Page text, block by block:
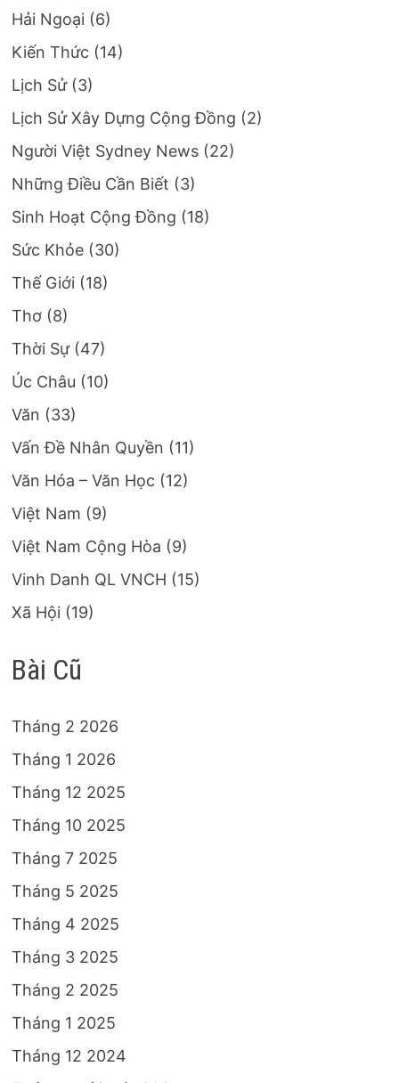
Hải Ngoại (6)
Kiến Thức (14)
Lịch Sử(3)
Lịch Sử Xây Dựng Cộng Đồng (2)
Người Việt Sydney News (22)
Những Điều Cần Biết (3)
Sinh Hoạt Cộng Đồng (18)
Sức Khỏe (30)
Thế Giới (18)
Thơ (8)
Thời Sự(47)
Úc Châu (10)
Văn (33)
Vấn Đề Nhân Quyền (11)
Văn Hóa – Văn Học (12)
Việt Nam (9)
Việt Nam Cộng Hòa (9)
Vinh Danh QL VNCH (15)
Xã Hội (19)
Bài Cũ
Tháng 2 2026
Tháng 1 2026
Tháng 12 2025
Tháng 10 2025
Tháng 7 2025
Tháng 5 2025
Tháng 4 2025
Tháng 3 2025
Tháng 2 2025
Tháng 1 2025
Tháng 12 2024